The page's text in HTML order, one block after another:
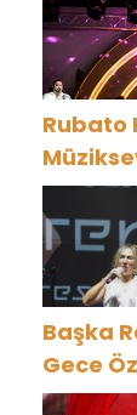
Rubato
Devam
Başka
Gece Özülkü Çifti Bodrum’u